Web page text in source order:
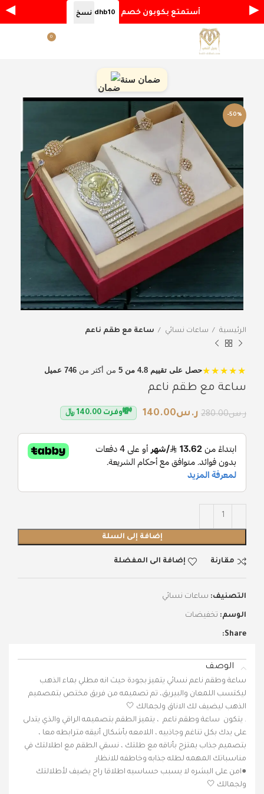
0
ضمان سنة
-50%
الرئيسية ساعات نسائي ساعة مع طقم ناعم
★★★★★حصل على تقييم 4.8 من 5 من أكثر من 746 عميل
ساعة مع طقم ناعم
ر.س280.00 ر.س140.00
💸وفرت 140.00 ﷼
إضافة إلى السلة
مقارنة إضافة الى المفضلة
التصنيف: ساعات نسائي
الوسم: تخفيضات
Share:
الوصف
ساعة وطقم ناعم نسائي يتميز بجودة حيث انه مطلي بماء الذهب
ليكتسب اللمعان والبيريق، تم تصميمه من فريق مختص بتمصميم
الذهب ليضيف لك الاناق ولجمالك 🤍
. يتكون ساعة وطقم ناعم ، يتميز الطقم بتصميمه الراقي والذي يتدلى
على يدك بكل تناغم وجاذبيه ، اللامعه بأشكال أنيقه مترابطه معا ،
بتصميم جذاب يمتزج بأناقه مع طلتك ، نسقي الطقم مع اطلالتك في
مناسباتك المهمه لطله جذابه وخاطفه للانظار
●امن على البشره لا يسبب حساسيه اطلاقا راح يضيف لأطلالتك
ولجمالك 🤍
◀ أستمتع بكوبون خصم dhb10 نسخ ▶